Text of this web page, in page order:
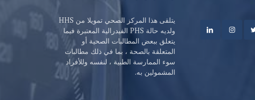
يتلقى هذا المركز الصحي تمويلا من HHS
ولديه حالة PHS الفيدرالية المعتبرة فيما
يتعلق ببعض المطالبات الصحية أو
المتعلقة بالصحة ، بما في ذلك مطالبات
سوء الممارسة الطبية ، لنفسه وللأفراد
المشمولين به.